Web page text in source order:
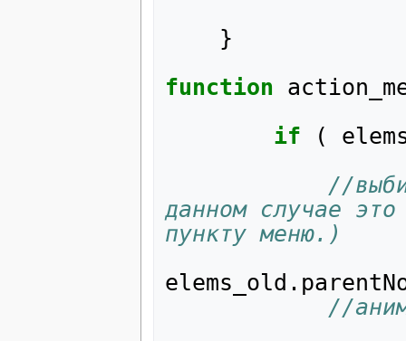
}
function
if
(
//
данном случае
пункту меню.)
elems_old .
//